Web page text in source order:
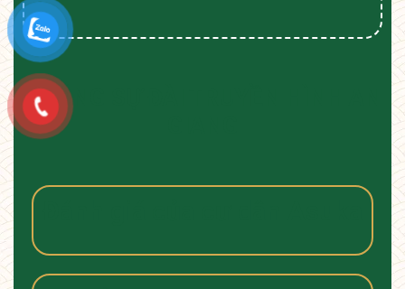
PHÓNG SỰ ĐÀI TRUYỀN HÌNH AN